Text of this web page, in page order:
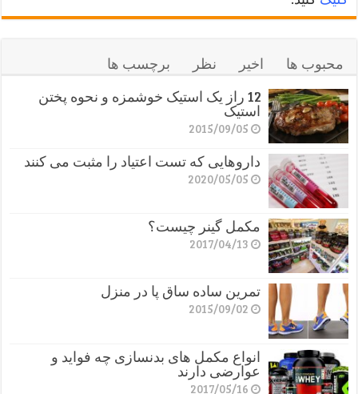
محبوب ها اخیر نظر
برچسب ها
12 راز یک استیک خوشمزه و نحوه پختن
استیک
2015/09/05
داروهایی که تست اعتیاد را مثبت می کنند
2020/05/05
مکمل گینر چیست؟
2017/04/13
تمرین ساده ساق پا در منزل
2015/09/02
انواع مکمل های بدنسازی چه فواید و
عوارضی دارند
2017/05/16